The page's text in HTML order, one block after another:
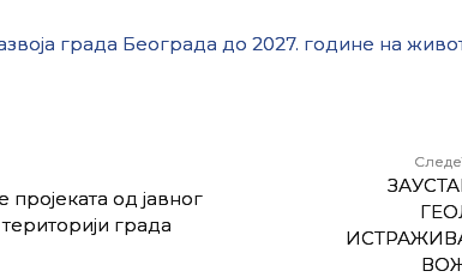
града Београда до 2027. године на
од јавног
града